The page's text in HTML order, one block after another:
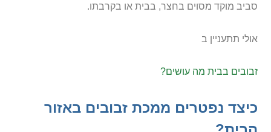
סביב מוקד מסוים בחצר, בבית או בקרבתו.
אולי תתעניין ב
זבובים בבית מה עושים?
כיצד נפטרים ממכת זבובים באזור